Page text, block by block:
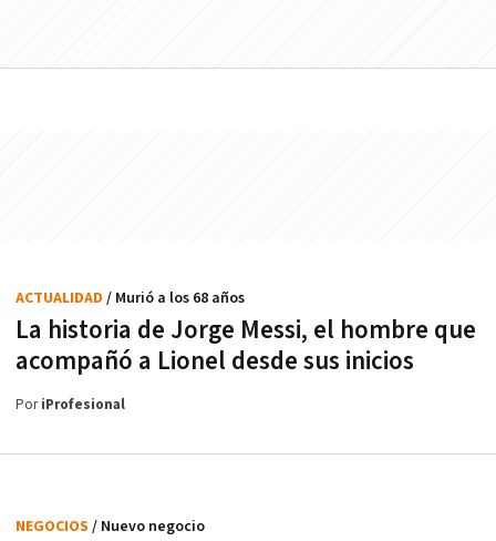
La historia de Jorge Messi, el hombre que
acompañó a Lionel desde sus inicios
ACTUALIDAD / Murió a los 68 años
PoriProfesional
NEGOCIOS / Nuevo negocio